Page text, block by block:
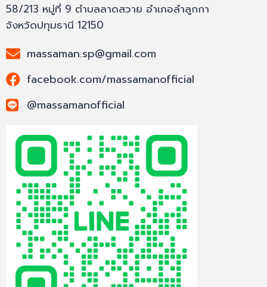
58/213 หมู่ที่ 9 ตำบลลาดสวาย อำเภอลำลูกกา
จังหวัดปทุมธานี 12150
massaman.sp@gmail.com
facebook.com/massamanofficial
@massamanofficial